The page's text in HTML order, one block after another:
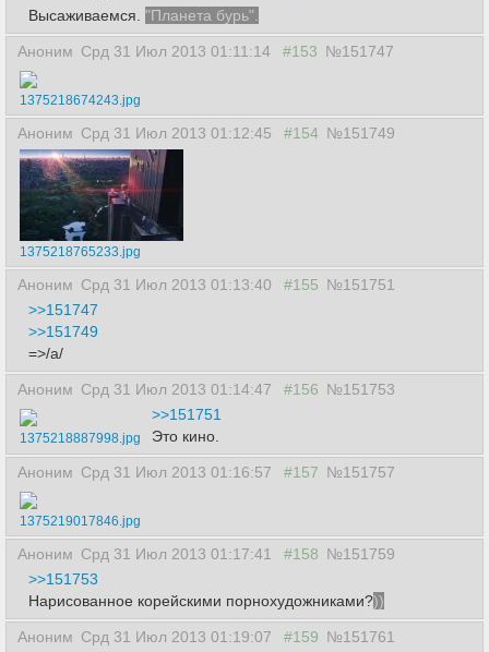
Высаживаемся. "Планета бурь".
Аноним Срд 31 Июл 2013 01:11:14 #153 №151747
1375218674243.jpg
Аноним Срд 31 Июл 2013 01:12:45 #154 №151749
1375218765233.jpg
Аноним Срд 31 Июл 2013 01:13:40 #155 №151751
>>151747
>>151749
=>/a/
Аноним Срд 31 Июл 2013 01:14:47 #156 №151753
1375218887998.jpg
>>151751
Это кино.
Аноним Срд 31 Июл 2013 01:16:57 #157 №151757
1375219017846.jpg
Аноним Срд 31 Июл 2013 01:17:41 #158 №151759
>>151753
Нарисованное корейскими порнохудожниками?))
Аноним Срд 31 Июл 2013 01:19:07 #159 №151761